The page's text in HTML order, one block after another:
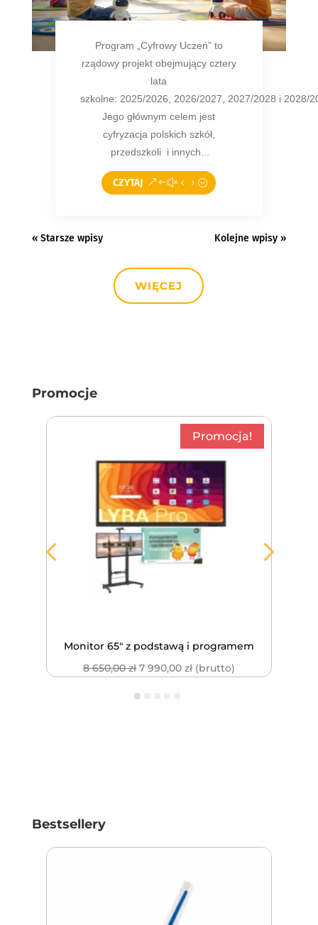
Program „Cyfrowy Uczeń” to
rządowy projekt obejmujący cztery
lata
szkolne: 2025/2026, 2026/2027, 2027/2028 i 2028/
Jego głównym celem jest
cyfryzacja polskich szkół,
przedszkoli i innych...
CZYTAJ
« Starsze wpisy Kolejne wpisy »
WIĘCEJ
Promocje
Promocja!
Monitor 65″ z podstawą i programem
8 650,00zł Pierwotna
7 990,00 złAktualna
(brutto)
Bestsellery